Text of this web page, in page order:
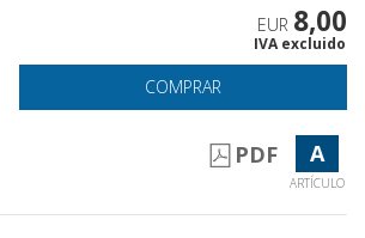
EUR 8,00
IVA excluido
COMPRAR
PDF A
ARTÍCULO